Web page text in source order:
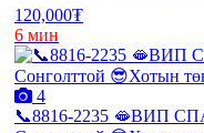
120,000₮
6 мин
4
📞8816-2235 🫦ВИП